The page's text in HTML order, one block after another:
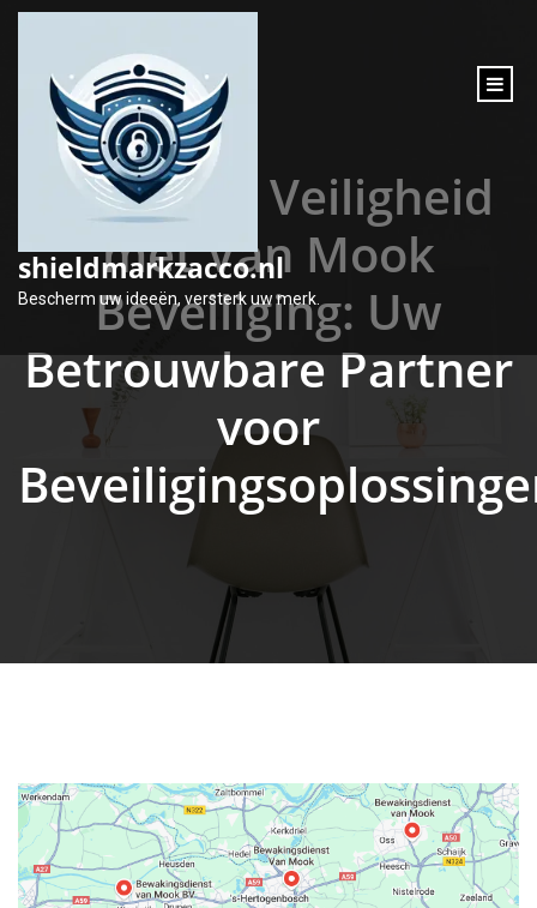
inhoud
shieldmarkzacco.nl
Bescherm uw ideeën, versterk uw merk.
Optimale Veiligheid
met Van Mook
Beveiliging: Uw
Betrouwbare Partner
voor